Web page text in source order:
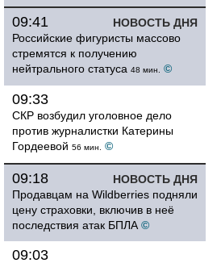
НОВОСТЬ ДНЯ
09:41
Российские фигуристы массово
стремятся к получению
нейтрального статуса 48 мин. ©
09:33
СКР возбудил уголовное дело
против журналистки Катерины
Гордеевой 56 мин. ©
НОВОСТЬ ДНЯ
09:18
Продавцам на Wildberries подняли
цену страховки, включив в неё
последствия атак БПЛА ©
09:03